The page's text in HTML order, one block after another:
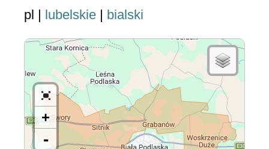
pl | lubelskie | bialski
+
-